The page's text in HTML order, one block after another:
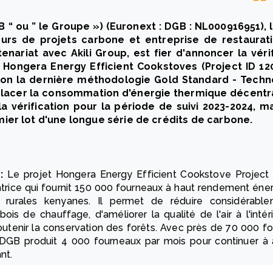
“ ou ” le Groupe ») (Euronext : DGB : NL000916951),
de projets carbone et entreprise de
avec Akili Group, est fier d'annoncer la
Energy Efficient Cookstoves (Project ID
la dernière méthodologie Gold Standard -
la consommation d'énergie thermique
vérification pour la période de suivi 2023-2024,
lot d'une longue série de crédits de carbone.
Le projet Hongera Energy Efficient Cookstove Project
qui fournit 150 000 fourneaux à haut rendement
rurales kenyanes. Il permet de réduire
de chauffage, d'améliorer la qualité de l'air à
la conservation des forêts. Avec près de 70 000
produit 4 000 fourneaux par mois pour continuer à